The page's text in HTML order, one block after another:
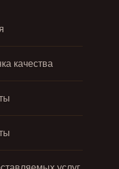
качества